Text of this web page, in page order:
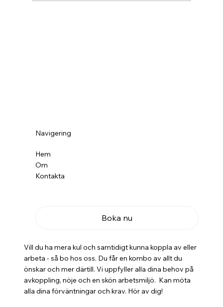
Navigering
Hem
Om
Kontakta
Boka nu
Vill du ha mera kul och samtidigt kunna koppla av eller
arbeta - så bo hos oss. Du får en kombo av allt du
önskar och mer därtill. Vi uppfyller alla dina behov på
avkoppling, nöje och en skön arbetsmiljö. Kan möta
alla dina förväntningar och krav. Hör av dig!